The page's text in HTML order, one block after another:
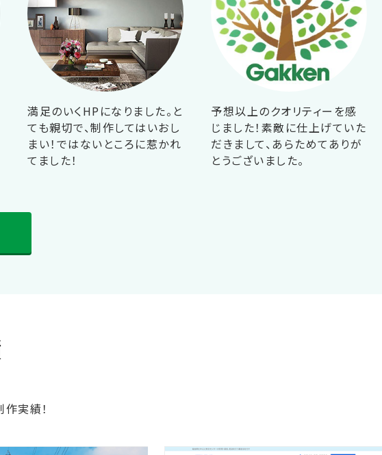
満足のいくHPになりました。と
ても親切で、制作してはいおし
まい！ではないところに惹かれ
てました！
予想以上のクオリティーを感
じました！素敵に仕上げていた
だきまして、あらためてありが
とうございました。
実績！